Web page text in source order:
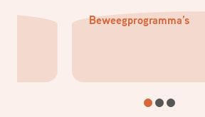
Beweegprogramma’s